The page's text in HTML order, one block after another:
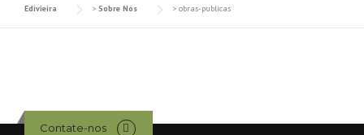
Edivieira > Sobre Nós > obras-publicas
Contate-nos